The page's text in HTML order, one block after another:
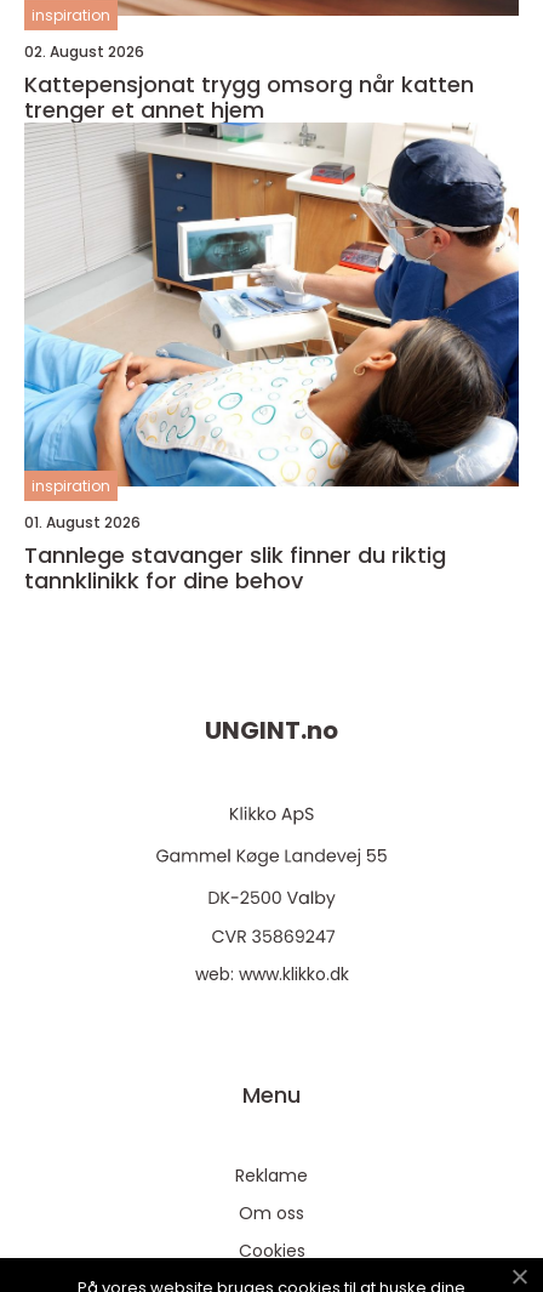
inspiration
02. August 2026
Kattepensjonat trygg omsorg når katten
trenger et annet hjem
inspiration
01. August 2026
Tannlege stavanger slik finner du riktig
tannklinikk for dine behov
UNGINT.no
web: www.klikko.dk
Menu
Reklame
Om oss
Cookies